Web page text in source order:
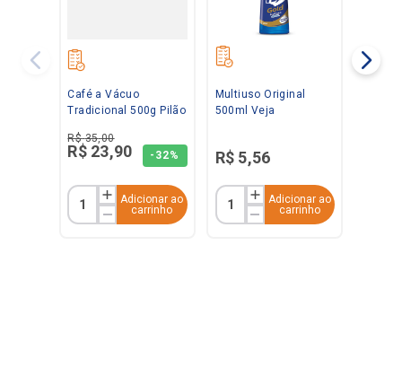
Café a Vácuo
Tradicional 500g Pilão
R$ 35,00
R$ 23,90 - 32%
Adicionar ao
carrinho
Multiuso Original
500ml Veja
R$ 5,56
Adicionar ao
carrinho